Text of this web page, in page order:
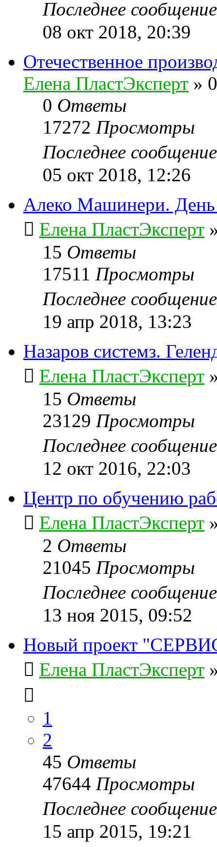
Последнее
08 окт 2018, 20:39
Отечественное
Елена ПластЭксперт »
0 Ответы
17272 Просмотры
Последнее
05 окт 2018, 12:26
Алеко Машинери. День
Елена ПластЭксперт
15 Ответы
17511 Просмотры
Последнее
19 апр 2018, 13:23
Назаров системз.
Елена ПластЭксперт
15 Ответы
23129 Просмотры
Последнее
12 окт 2016, 22:03
Центр по обучению
Елена ПластЭксперт
2 Ответы
21045 Просмотры
Последнее
13 ноя 2015, 09:52
Новый проект
Елена ПластЭксперт
1
2
45 Ответы
47644 Просмотры
Последнее
15 апр 2015, 19:21